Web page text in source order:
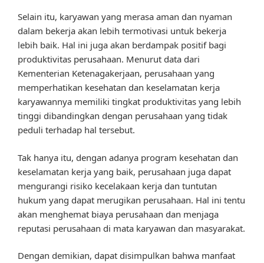
Selain itu, karyawan yang merasa aman dan nyaman
dalam bekerja akan lebih termotivasi untuk bekerja
lebih baik. Hal ini juga akan berdampak positif bagi
produktivitas perusahaan. Menurut data dari
Kementerian Ketenagakerjaan, perusahaan yang
memperhatikan kesehatan dan keselamatan kerja
karyawannya memiliki tingkat produktivitas yang lebih
tinggi dibandingkan dengan perusahaan yang tidak
peduli terhadap hal tersebut.
Tak hanya itu, dengan adanya program kesehatan dan
keselamatan kerja yang baik, perusahaan juga dapat
mengurangi risiko kecelakaan kerja dan tuntutan
hukum yang dapat merugikan perusahaan. Hal ini tentu
akan menghemat biaya perusahaan dan menjaga
reputasi perusahaan di mata karyawan dan masyarakat.
Dengan demikian, dapat disimpulkan bahwa manfaat